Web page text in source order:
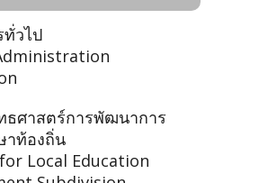
ทั่วไป
ธศาสตร์การพัฒนาการ
าท้องถิ่น
Local Education